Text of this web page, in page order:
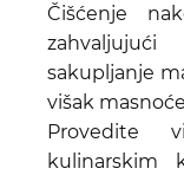
Čišćenje
sakupljanje
višak
Provedite
kulinarskim